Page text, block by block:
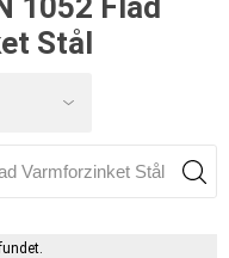
1052 Flad
Stål